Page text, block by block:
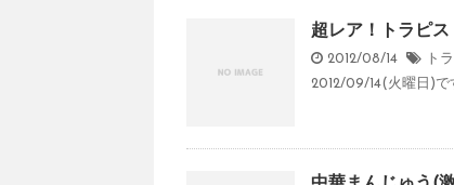
超レア！トラピ
2012/08/14 ト
2012/09/14(火曜日)で